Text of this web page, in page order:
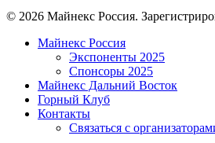
© 2026 Майнекс Россия.
Close
Майнекс Россия
Экспоненты 2025
Спонсоры 2025
Майнекс Дальний Восток
Горный Клуб
Контакты
Связаться с